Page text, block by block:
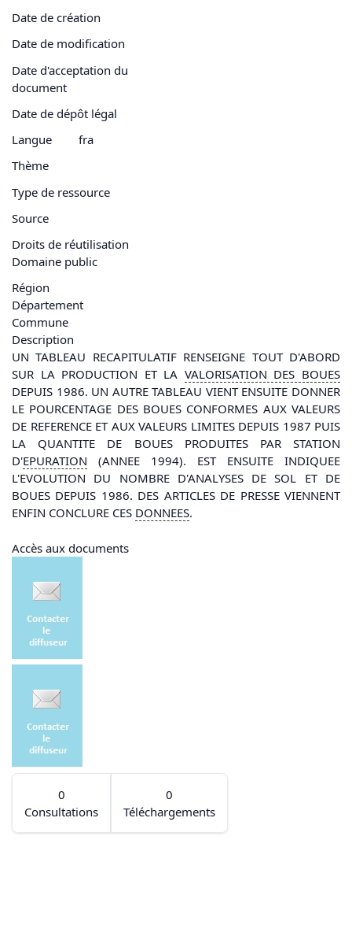
Date de création
Date de modification
Date d'acceptation du
document
Date de dépôt légal
Langue
fra
Thème
Type de ressource
Source
Droits de réutilisation
Domaine public
Région
Département
Commune
Description
UN TABLEAU RECAPITULATIF RENSEIGNE TOUT D'ABORD
SUR LA PRODUCTION ET LA VALORISATION DES BOUES
DEPUIS 1986. UN AUTRE TABLEAU VIENT ENSUITE DONNER
LE POURCENTAGE DES BOUES CONFORMES AUX VALEURS
DE REFERENCE ET AUX VALEURS LIMITES DEPUIS 1987 PUIS
LA QUANTITE DE BOUES PRODUITES PAR STATION
D'EPURATION (ANNEE 1994). EST ENSUITE INDIQUEE
L'EVOLUTION DU NOMBRE D'ANALYSES DE SOL ET DE
BOUES DEPUIS 1986. DES ARTICLES DE PRESSE VIENNENT
ENFIN CONCLURE CES DONNEES.
Accès aux documents
0
Consultations
0
Téléchargements